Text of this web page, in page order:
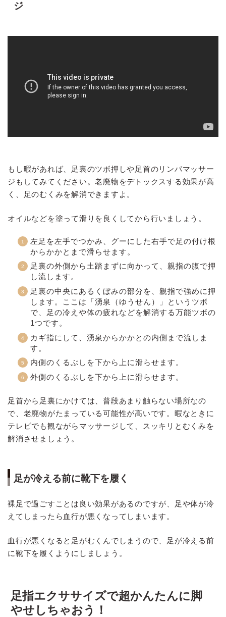
ジ
もし暇があれば、足裏のツボ押しや足首のリンパマッサー
ジもしてみてください。老廃物をデトックスする効果が高
く、足のむくみを解消できますよ。
オイルなどを塗って滑りを良くしてから行いましょう。
左足を左手でつかみ、グーにした右手で足の付け根
からかかとまで滑らせます。
足裏の外側から土踏まずに向かって、親指の腹で押
し流します。
足裏の中央にあるくぼみの部分を、親指で強めに押
します。ここは「湧泉（ゆうせん）」というツボ
で、足の冷えや体の疲れなどを解消する万能ツボの
1つです。
カギ指にして、湧泉からかかとの内側まで流しま
す。
内側のくるぶしを下から上に滑らせます。
外側のくるぶしを下から上に滑らせます。
足首から足裏にかけては、普段あまり触らない場所なの
で、老廃物がたまっている可能性が高いです。暇なときに
テレビでも観ながらマッサージして、スッキリとむくみを
解消させましょう。
足が冷える前に靴下を履く
裸足で過ごすことは良い効果があるのですが、足や体が冷
えてしまったら血行が悪くなってしまいます。
血行が悪くなると足がむくんでしまうので、足が冷える前
に靴下を履くようにしましょう。
足指エクササイズで超かんたんに脚
やせしちゃおう！